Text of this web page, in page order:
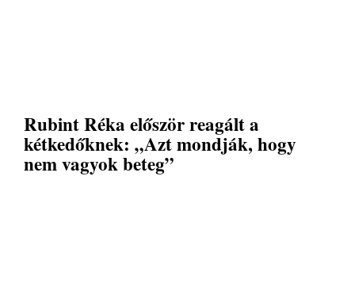
Rubint Réka először reagált a
kétkedőknek: „Azt mondják, hogy
nem vagyok beteg”